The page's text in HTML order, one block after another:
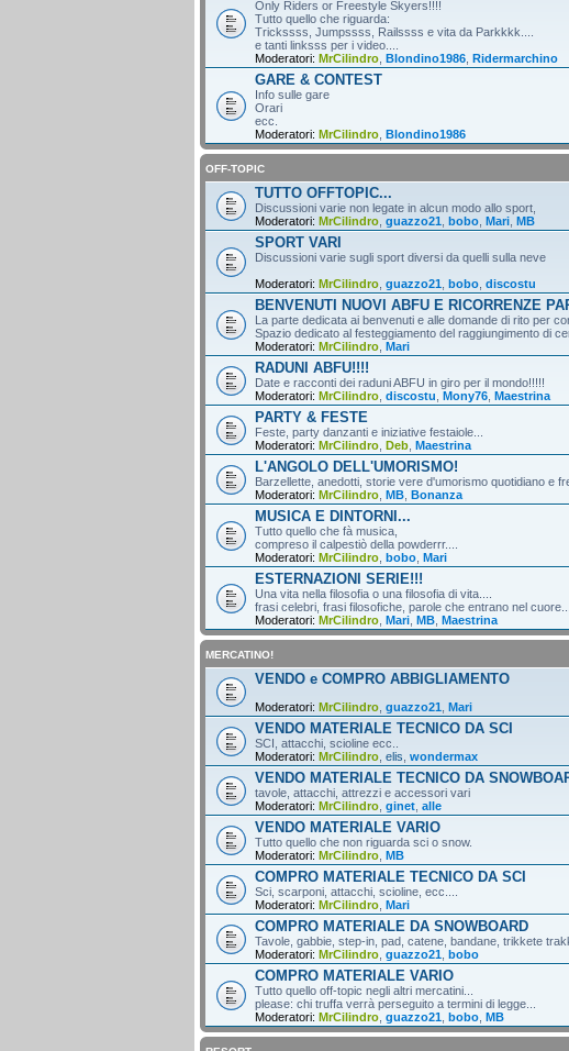
Only Riders or Freestyle Skyers!!!!
Tutto quello che riguarda:
Trickssss, Jumpssss, Railssss e vita da Parkkkk....
e tanti linksss per i video....
Moderatori: MrCilindro Blondino1986 Ridermarchino
GARE & CONTEST
Info sulle gare
Orari
ecc.
Moderatori: MrCilindro Blondino1986
OFF-TOPIC
TUTTO OFFTOPIC...
Discussioni varie non legate in alcun modo allo sport,
Moderatori: MrCilindro guazzo21 bobo Mari MB
SPORT VARI
Discussioni varie sugli sport diversi da quelli sulla neve
Moderatori: MrCilindro guazzo21 bobo discostu
BENVENUTI NUOVI ABFU E RICORRENZE
La parte dedicata ai benvenuti e alle domande di rito per
Spazio dedicato al festeggiamento del raggiungimento di
Moderatori: MrCilindro Mari
RADUNI ABFU!!!!
Date e racconti dei raduni ABFU in giro per il mondo!!!!!
Moderatori: MrCilindro discostu Mony76 Maestrina
PARTY & FESTE
Feste, party danzanti e iniziative festaiole...
Moderatori: MrCilindro Deb Maestrina
L'ANGOLO DELL'UMORISMO!
Barzellette, anedotti, storie vere d'umorismo quotidiano e
Moderatori: MrCilindro MB Bonanza
MUSICA E DINTORNI...
Tutto quello che fà musica,
compreso il calpestiò della powderrr....
Moderatori: MrCilindro bobo Mari
ESTERNAZIONI SERIE!!!
Una vita nella filosofia o una filosofia di vita....
frasi celebri, frasi filosofiche, parole che entrano nel
Moderatori: MrCilindro Mari MB Maestrina
MERCATINO!
VENDO e COMPRO ABBIGLIAMENTO
Moderatori: MrCilindro guazzo21 Mari
VENDO MATERIALE TECNICO DA SCI
SCI, attacchi, scioline ecc..
Moderatori: MrCilindro elis wondermax
VENDO MATERIALE TECNICO DA
tavole, attacchi, attrezzi e accessori vari
Moderatori: MrCilindro ginet alle
VENDO MATERIALE VARIO
Tutto quello che non riguarda sci o snow.
Moderatori: MrCilindro MB
COMPRO MATERIALE TECNICO DA SCI
Sci, scarponi, attacchi, scioline, ecc....
Moderatori: MrCilindro Mari
COMPRO MATERIALE DA SNOWBOARD
Tavole, gabbie, step-in, pad, catene, bandane, trikkete
Moderatori: MrCilindro guazzo21 bobo
COMPRO MATERIALE VARIO
Tutto quello off-topic negli altri mercatini...
please: chi truffa verrà perseguito a termini di legge...
Moderatori: MrCilindro guazzo21 bobo MB